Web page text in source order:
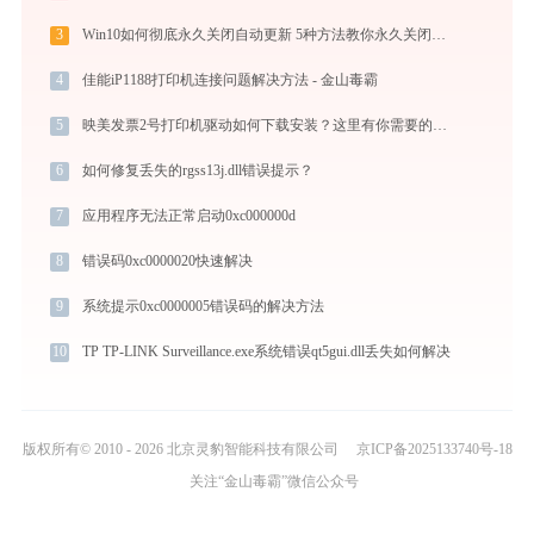
3 Win10如何彻底永久关闭自动更新 5种方法教你永久关闭win10自动更新
4 佳能iP1188打印机连接问题解决方法 - 金山毒霸
5 映美发票2号打印机驱动如何下载安装？这里有你需要的所有信息
6 如何修复丢失的rgss13j.dll错误提示？
7 应用程序无法正常启动0xc000000d
8 错误码0xc0000020快速解决
9 系统提示0xc0000005错误码的解决方法
10 TP TP-LINK Surveillance.exe系统错误qt5gui.dll丢失如何解决
版权所有© 2010 - 2026 北京灵豹智能科技有限公司
京ICP备2025133740号-18
关注“金山毒霸”微信公众号